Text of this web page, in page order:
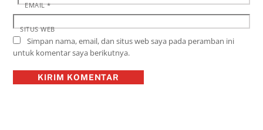
EMAIL*
SITUS WEB
Simpan nama, email, dan situs web saya pada peramban ini
untuk komentar saya berikutnya.